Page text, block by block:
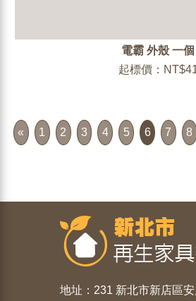
電霸 外殼 一個
起標價：
« 1 2 3 4 5 6 7 8
地址：231 新北市新店區